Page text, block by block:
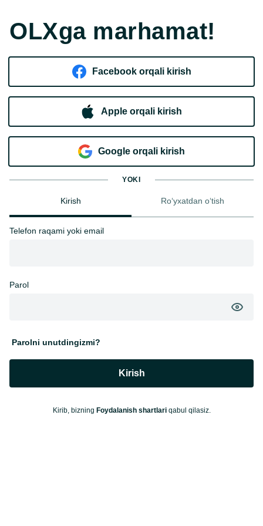
OLXga marhamat!
Facebook orqali kirish​
Apple orqali kirish
Goo​g​le orqali kirish
YOKI
Kirish Ro‘yxatdan o‘tish
Telefon raqami yoki email
Parol
Parolni unutdingizmi?
Kirish
Kirib, bizning Foydalanish shartlariqabul qilasiz.